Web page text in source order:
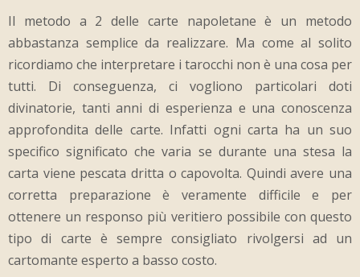
Il metodo a 2 delle carte napoletane è un metodo
abbastanza semplice da realizzare. Ma come al solito
ricordiamo che interpretare i tarocchi non è una cosa per
tutti. Di conseguenza, ci vogliono particolari doti
divinatorie, tanti anni di esperienza e una conoscenza
approfondita delle carte. Infatti ogni carta ha un suo
specifico significato che varia se durante una stesa la
carta viene pescata dritta o capovolta. Quindi avere una
corretta preparazione è veramente difficile e per
ottenere un responso più veritiero possibile con questo
tipo di carte è sempre consigliato rivolgersi ad un
cartomante esperto a basso costo.